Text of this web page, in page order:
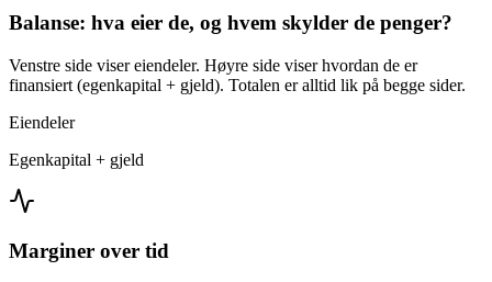
Balanse: hva eier de, og hvem skylder de penger?
Venstre side viser eiendeler. Høyre side viser hvordan de er
finansiert (egenkapital + gjeld). Totalen er alltid lik på begge sider.
Eiendeler
Egenkapital + gjeld
Marginer over tid